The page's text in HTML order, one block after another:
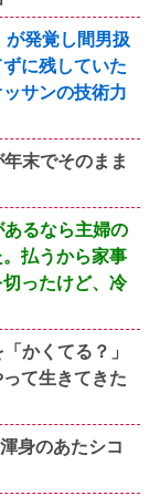
が発覚し間男扱
に残していた
サンの技術力
末でそのまま
るなら主婦の
払うから家事
ったけど、冷
かくてる？」
て生きてきた
身のあたシコ